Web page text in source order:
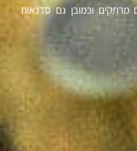
מרתקים וכמובן גם סדנאות